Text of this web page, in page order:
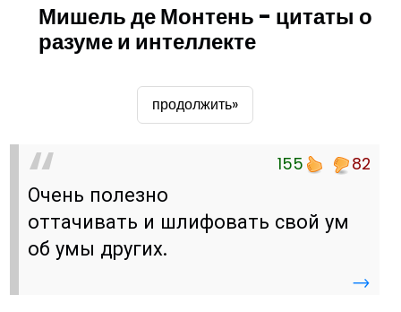
Мишель де Монтень - цитаты о
разуме и интеллекте
продолжить»
155 82
Очень полезно
оттачивать и шлифовать свой ум
об умы других.
→